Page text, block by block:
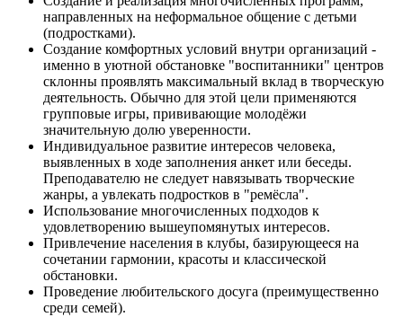
направленных на неформальное общение с детьми
(подростками).
Создание комфортных условий внутри организаций -
именно в уютной обстановке "воспитанники" центров
склонны проявлять максимальный вклад в творческую
деятельность. Обычно для этой цели применяются
групповые игры, прививающие молодёжи
значительную долю уверенности.
Индивидуальное развитие интересов человека,
выявленных в ходе заполнения анкет или беседы.
Преподавателю не следует навязывать творческие
жанры, а увлекать подростков в "ремёсла".
Использование многочисленных подходов к
удовлетворению вышеупомянутых интересов.
Привлечение населения в клубы, базирующееся на
сочетании гармонии, красоты и классической
обстановки.
Проведение любительского досуга (преимущественно
среди семей).